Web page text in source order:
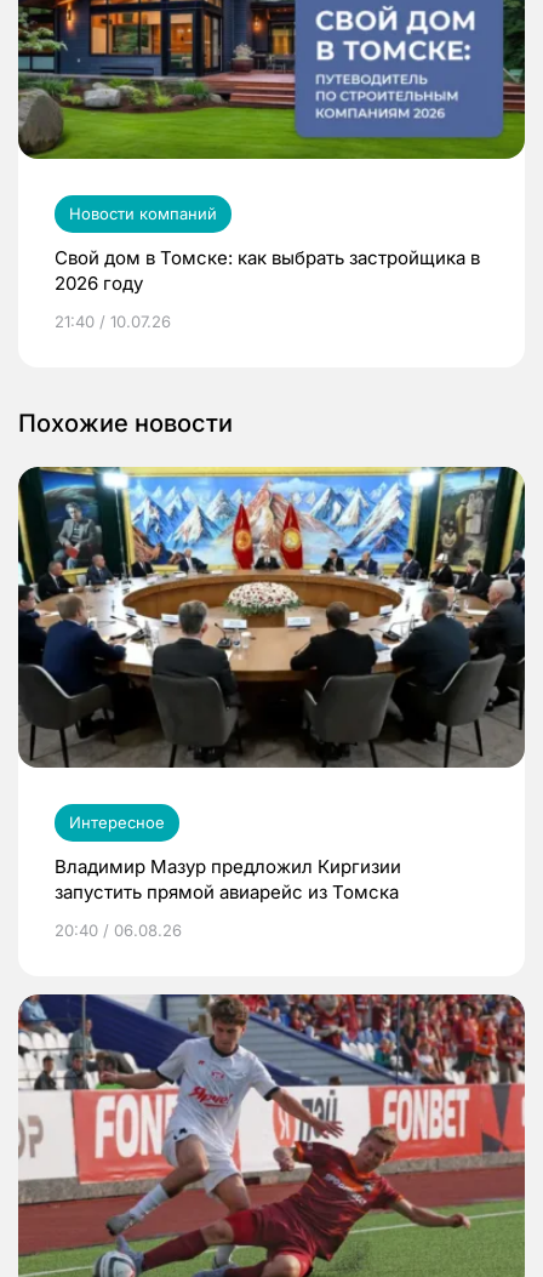
Новости компаний
Свой дом в Томске: как выбрать застройщика в
2026 году
21:40 / 10.07.26
Похожие новости
Интересное
Владимир Мазур предложил Киргизии
запустить прямой авиарейс из Томска
20:40 / 06.08.26